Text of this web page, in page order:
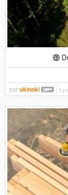
parukinoki il y